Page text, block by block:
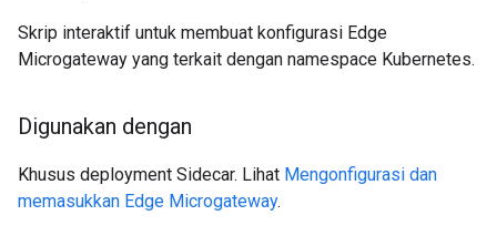
Skrip interaktif untuk membuat konfigurasi Edge
Microgateway yang terkait dengan namespace Kubernetes.
Digunakan dengan
Khusus deployment Sidecar. Lihat Mengonfigurasi dan
memasukkan Edge Microgateway.